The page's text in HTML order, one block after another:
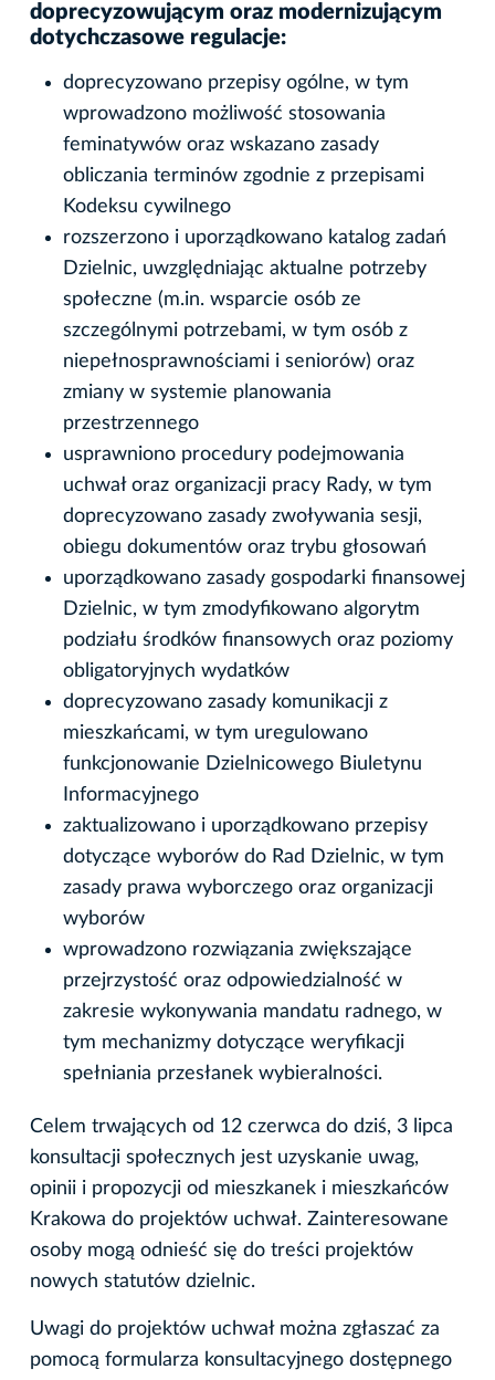
doprecyzowującym oraz modernizującym
dotychczasowe regulacje:
doprecyzowano przepisy ogólne, w tym
wprowadzono możliwość stosowania
feminatywów oraz wskazano zasady
obliczania terminów zgodnie z przepisami
Kodeksu cywilnego
rozszerzono i uporządkowano katalog zadań
Dzielnic, uwzględniając aktualne potrzeby
społeczne (m.in. wsparcie osób ze
szczególnymi potrzebami, w tym osób z
niepełnosprawnościami i seniorów) oraz
zmiany w systemie planowania
przestrzennego
usprawniono procedury podejmowania
uchwał oraz organizacji pracy Rady, w tym
doprecyzowano zasady zwoływania sesji,
obiegu dokumentów oraz trybu głosowań
uporządkowano zasady gospodarki finansowej
Dzielnic, w tym zmodyfikowano algorytm
podziału środków finansowych oraz poziomy
obligatoryjnych wydatków
doprecyzowano zasady komunikacji z
mieszkańcami, w tym uregulowano
funkcjonowanie Dzielnicowego Biuletynu
Informacyjnego
zaktualizowano i uporządkowano przepisy
dotyczące wyborów do Rad Dzielnic, w tym
zasady prawa wyborczego oraz organizacji
wyborów
wprowadzono rozwiązania zwiększające
przejrzystość oraz odpowiedzialność w
zakresie wykonywania mandatu radnego, w
tym mechanizmy dotyczące weryfikacji
spełniania przesłanek wybieralności.
Celem trwających od 12 czerwca do dziś, 3 lipca
konsultacji społecznych jest uzyskanie uwag,
opinii i propozycji od mieszkanek i mieszkańców
Krakowa do projektów uchwał. Zainteresowane
osoby mogą odnieść się do treści projektów
nowych statutów dzielnic.
Uwagi do projektów uchwał można zgłaszać za
pomocą formularza konsultacyjnego dostępnego